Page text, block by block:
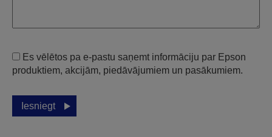
Es vēlētos pa e-pastu saņemt informāciju par Epson
produktiem, akcijām, piedāvājumiem un pasākumiem.
Iesniegt